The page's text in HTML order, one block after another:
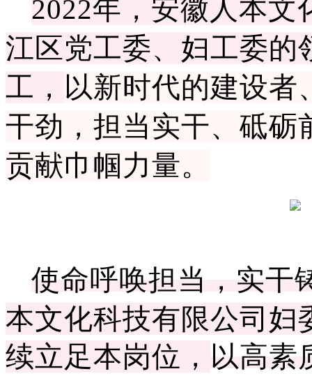
2022年， 安徽人本文
江区党工委、妇工委的
工， 以新时代的建设者
干劲，担当实干、砥砺
贡献巾帼力量。
使命呼唤担当，实干
本文化科技有限公司 妇
续立足本岗位 ， 以高素